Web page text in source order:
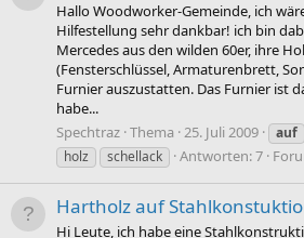
Hallo Woodworker-Gemeinde, ich
Hilfestellung sehr dankbar! ich bin
Mercedes aus den wilden 60er, ihre
(Fensterschlüssel, Armaturenbrett,
Furnier auszustatten. Das Furnier ist
habe...
Spechtraz Thema 25. Juli 2009 auf
holz
schellack Antworten: 7
Hartholz auf
Hi Leute, ich habe eine